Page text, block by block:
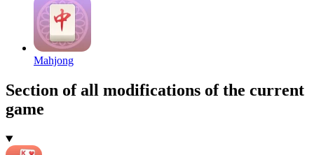
Mahjong
Section of all modifications of the current
game